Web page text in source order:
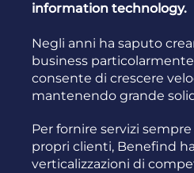
information technology.
Negli anni ha saputo
business
consente di crescere
mantenendo grande
Per fornire servizi
propri clienti, Benefind
verticalizzazioni di